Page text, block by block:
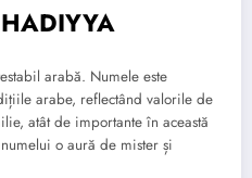
arabă. Numele este
arabe, reflectând valorile de
atât de importante în această
o aură de mister și